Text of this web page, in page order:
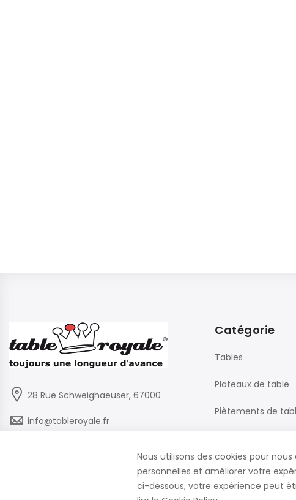
28 Rue Schweighaeuser, 67000
info@tableroyale.fr
Lundi - Vendredi: 07:30-17:00
Catégorie
Tables
Plateaux de table
Piètements de
Mobilier de Bureau
Nous utilisons des cookies pour
personnelles et améliorer votre
ci-dessous, votre expérience peut